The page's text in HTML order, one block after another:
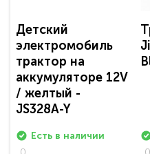
Детский
электромобиль
трактор на
аккумуляторе 12V
/ желтый -
JS328A-Y
Есть в наличии